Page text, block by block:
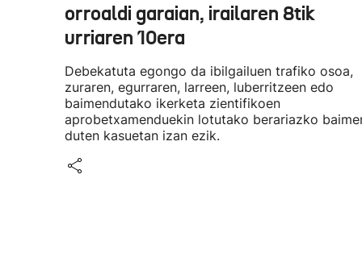
orroaldi garaian, irailaren 8tik
urriaren 10era
Debekatuta egongo da ibilgailuen trafiko osoa,
zuraren, egurraren, larreen, luberritzeen edo
baimendutako ikerketa zientifikoen
aprobetxamenduekin lotutako berariazko
duten kasuetan izan ezik.